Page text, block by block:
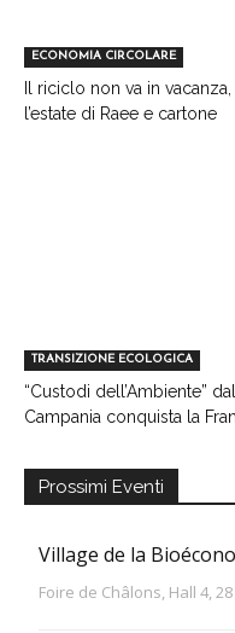
ECONOMIA CIRCOLARE
Il riciclo non va in vacanza,
l’estate di Raee e cartone
TRANSIZIONE ECOLOGICA
“Custodi dell’Ambiente”
Campania conquista la
Prossimi Eventi
Village de la
Foire de Châlons, Hall 4,